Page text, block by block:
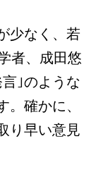
少なく、若
者、成田悠
｣のような
。確かに、
り早い意見